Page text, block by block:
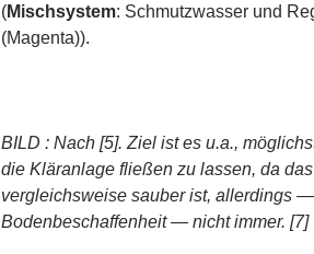
(Mischsystem: Schmutzwasser und
(Magenta)).
BILD : Nach [5]. Ziel ist es u.a.,
die Kläranlage fließen zu lassen, da
vergleichsweise sauber ist, allerdings
Bodenbeschaffenheit — nicht immer. [7]